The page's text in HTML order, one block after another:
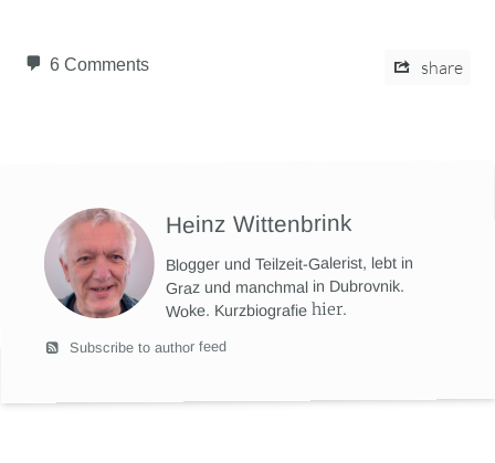
6 Comments share
Heinz Wittenbrink
Blogger und Teilzeit-Galerist, lebt in
Graz und manchmal in Dubrovnik.
Woke. Kurzbiografiehier.
Subscribe to author feed